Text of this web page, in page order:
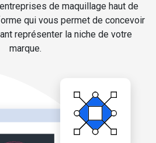
de maquillage haut de
qui vous permet de concevoir
représenter la niche de votre
marque.